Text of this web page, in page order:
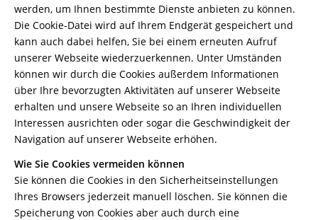
werden, um Ihnen bestimmte Dienste anbieten zu können.
Die Cookie-Datei wird auf Ihrem Endgerät gespeichert und
kann auch dabei helfen, Sie bei einem erneuten Aufruf
unserer Webseite wiederzuerkennen. Unter Umständen
können wir durch die Cookies außerdem Informationen
über Ihre bevorzugten Aktivitäten auf unserer Webseite
erhalten und unsere Webseite so an Ihren individuellen
Interessen ausrichten oder sogar die Geschwindigkeit der
Navigation auf unserer Webseite erhöhen.
Wie Sie Cookies vermeiden können
Sie können die Cookies in den Sicherheitseinstellungen
Ihres Browsers jederzeit manuell löschen. Sie können die
Speicherung von Cookies aber auch durch eine